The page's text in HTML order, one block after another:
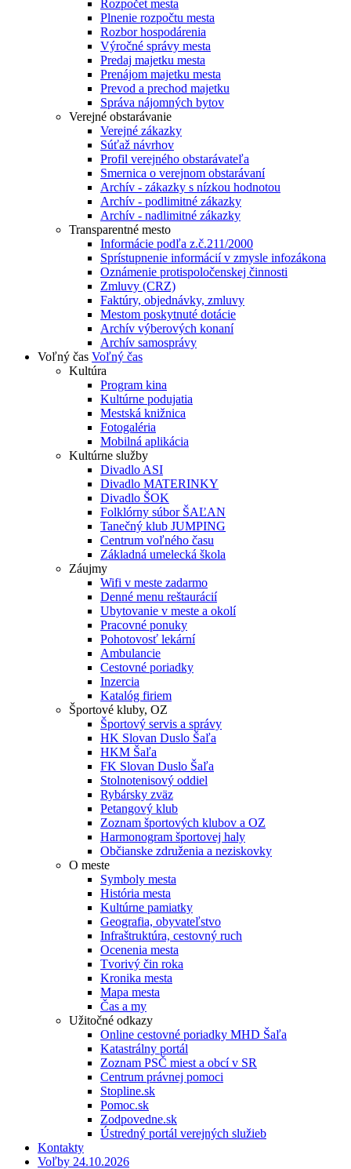
Rozpočet mesta
Plnenie rozpočtu mesta
Rozbor hospodárenia
Výročné správy mesta
Predaj majetku mesta
Prenájom majetku mesta
Prevod a prechod majetku
Správa nájomných bytov
Verejné obstarávanie
Verejné zákazky
Súťaž návrhov
Profil verejného obstarávateľa
Smernica o verejnom obstarávaní
Archív - zákazky s nízkou hodnotou
Archív - podlimitné zákazky
Archív - nadlimitné zákazky
Transparentné mesto
Informácie podľa z.č.211/2000
Sprístupnenie informácií v zmysle infozákona
Oznámenie protispoločenskej činnosti
Zmluvy (CRZ)
Faktúry, objednávky, zmluvy
Mestom poskytnuté dotácie
Archív výberových konaní
Archív samosprávy
Voľný čas Voľný čas
Kultúra
Program kina
Kultúrne podujatia
Mestská knižnica
Fotogaléria
Mobilná aplikácia
Kultúrne služby
Divadlo ASI
Divadlo MATERINKY
Divadlo ŠOK
Folklórny súbor ŠAĽAN
Tanečný klub JUMPING
Centrum voľného času
Základná umelecká škola
Záujmy
Wifi v meste zadarmo
Denné menu reštaurácií
Ubytovanie v meste a okolí
Pracovné ponuky
Pohotovosť lekární
Ambulancie
Cestovné poriadky
Inzercia
Katalóg firiem
Športové kluby, OZ
Športový servis a správy
HK Slovan Duslo Šaľa
HKM Šaľa
FK Slovan Duslo Šaľa
Stolnotenisový oddiel
Rybársky zväz
Petangový klub
Zoznam športových klubov a OZ
Harmonogram športovej haly
Občianske združenia a neziskovky
O meste
Symboly mesta
História mesta
Kultúrne pamiatky
Geografia, obyvateľstvo
Infraštruktúra, cestovný ruch
Ocenenia mesta
Tvorivý čin roka
Kronika mesta
Mapa mesta
Čas a my
Užitočné odkazy
Online cestovné poriadky MHD Šaľa
Katastrálny portál
Zoznam PSČ miest a obcí v SR
Centrum právnej pomoci
Stopline.sk
Pomoc.sk
Zodpovedne.sk
Ústredný portál verejných služieb
Kontakty
Voľby 24.10.2026